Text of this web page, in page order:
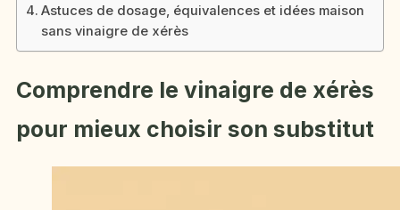
Astuces de dosage, équivalences et idées maison
sans vinaigre de xérès
Comprendre le vinaigre de xérès
pour mieux choisir son substitut